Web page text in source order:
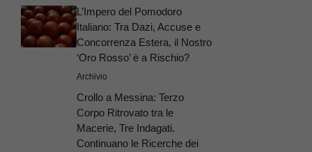
L’Impero del Pomodoro
Italiano: Tra Dazi, Accuse e
Concorrenza Estera, il Nostro
‘Oro Rosso’ è a Rischio?
Archivio
Crollo a Messina: Terzo
Corpo Ritrovato tra le
Macerie, Tre Indagati.
Continuano le Ricerche dei